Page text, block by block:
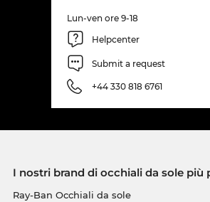
Lun-ven ore 9-18
Helpcenter
Submit a request
+44 330 818 6761
I nostri brand di occhiali da sole più
Ray-Ban Occhiali da sole